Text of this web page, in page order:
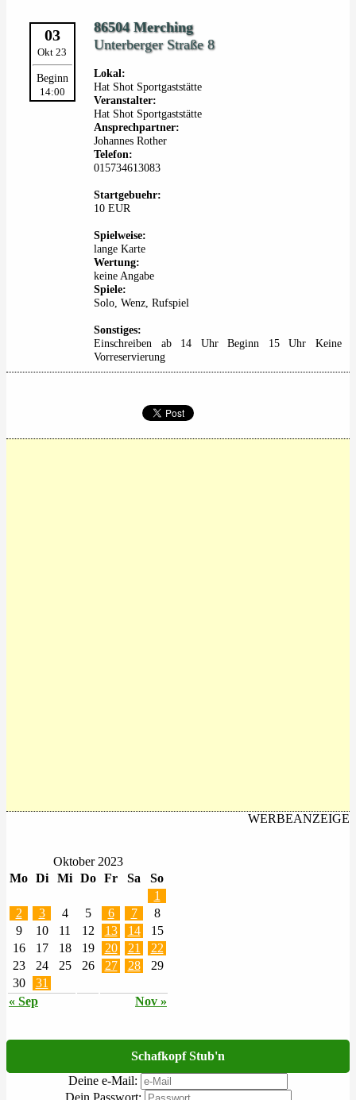
03
Okt 23
Beginn
14:00
86504 Merching
Unterberger Straße 8
Lokal:
Hat Shot Sportgaststätte
Veranstalter:
Hat Shot Sportgaststätte
Ansprechpartner:
Johannes Rother
Telefon:
015734613083
Startgebuehr:
10 EUR
Spielweise:
lange Karte
Wertung:
keine Angabe
Spiele:
Solo, Wenz, Rufspiel
Sonstiges:
Einschreiben ab 14 Uhr Beginn 15 Uhr Keine
Vorreservierung
WERBEANZEIGE
Oktober 2023
Mo Di Mi Do Fr Sa So
« Sep Nov »
1
2
3 4 5 6 7
8
9
10 11 12 13 14
15
16
17 18 19 20 21
22
23
24 25 26 27 28
29
30
31
Schafkopf Stub'n
Deine e-Mail:
Dein Passwort: